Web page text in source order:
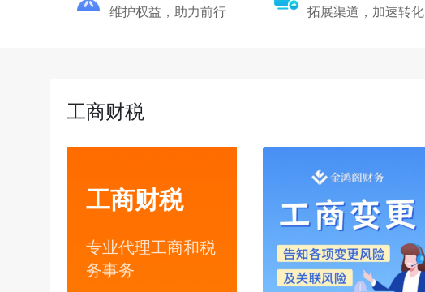
维护权益，助力前行 拓展渠道，加速转化
工商财税
工商财税
专业代理工商和税
务事务